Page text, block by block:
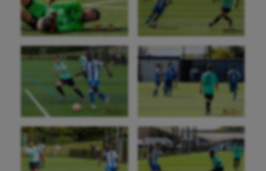
Danse
Equitation
Escalade
Escrime
Fitness
Flag football
Football américain